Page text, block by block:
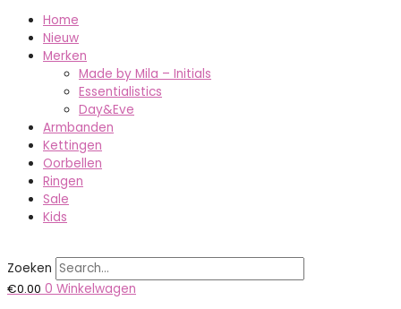
Home
Nieuw
Merken
Made by Mila – Initials
Essentialistics
Day&Eve
Armbanden
Kettingen
Oorbellen
Ringen
Sale
Kids
Zoeken
€0.00 0 Winkelwagen